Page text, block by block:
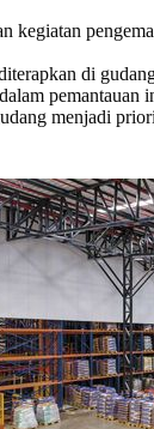
kegiatan
di
pemantauan
menjadi